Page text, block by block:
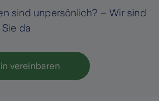
sind unpersönlich? – Wir sind
da
vereinbaren